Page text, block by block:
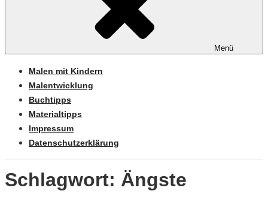
Menü
Malen mit Kindern
Malentwicklung
Buchtipps
Materialtipps
Impressum
Datenschutzerklärung
Schlagwort: Ängste